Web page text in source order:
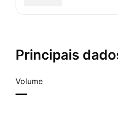
Principais
Volume
—